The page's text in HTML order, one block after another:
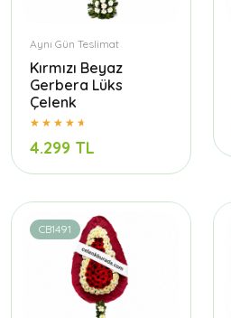
Aynı Gün Teslimat
Kırmızı Beyaz
Gerbera Lüks
Çelenk
4.299 TL
CB1491